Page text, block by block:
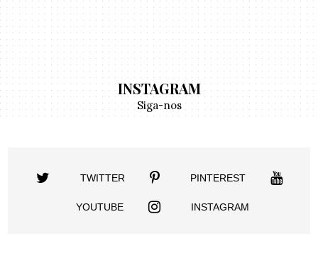
INSTAGRAM
Siga-nos
TWITTER PINTEREST
YOUTUBE INSTAGRAM